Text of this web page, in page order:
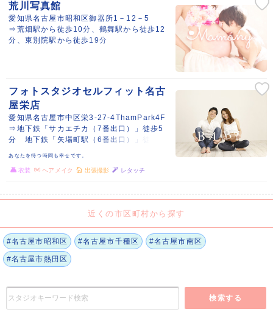
荒川写真館
愛知県名古屋市昭和区御器所1－12－5
⇒荒畑駅から徒歩10分、鶴舞駅から徒歩12
分、東別院駅から徒歩19分
フォトスタジオセルフィット名古
屋栄店
愛知県名古屋市中区栄3-27-4ThamPark4F
⇒地下鉄「サカエチカ（7番出口）」徒歩5
分 地下鉄「矢場町駅（6番出口）」徒歩2分
あなたを待つ時間も幸せです。
衣装 ヘアメイク 出張撮影 レタッチ
近くの市区町村から探す
#名古屋市昭和区 #名古屋市千種区 #名古屋市南区
#名古屋市熱田区
検索する